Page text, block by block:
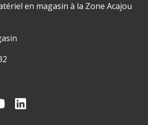
en magasin à la Zone Acajou